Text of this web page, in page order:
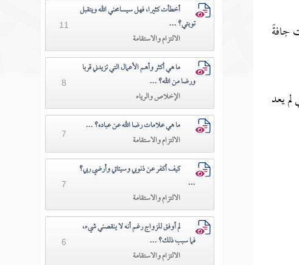
جافةً
يعد
أخطأت كثيرا، فهل سيسامحني الله ويتقبل
توبتي؟ ...
الالتزام والاستقامة
11
ما هي أكثر وأهم الأعمال التي تزيدني قربا
ورضا من الله؟ ...
الإخلاص والرياء
8
ما هي علامات رضا الله عن عباده؟ ...
الالتزام والاستقامة
7
كيف أكفر عن ذنوبي وسيئاتي وأرضي ربي؟
...
الالتزام والاستقامة
7
لم أوفق للزواج رغم أنه لا ينقصني شيء،
فما سبب ذلك؟ ...
الالتزام والاستقامة
6